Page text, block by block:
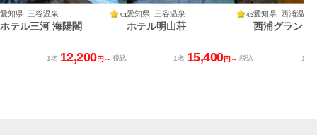
愛知県 三谷温泉 4.1
ホテル三河 海陽閣
1名 12,200円～ 税込
愛知県 三谷温泉 4.3
ホテル明山荘
1名 15,400円～ 税込
愛知県 西浦温泉
西浦グランド
1名